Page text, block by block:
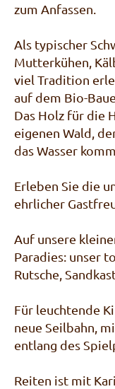
zum Anfassen.
Als typischer
Mutterkühen,
viel Tradition
auf dem Bio-
Das Holz für die
eigenen Wald,
das Wasser
Erleben Sie die
ehrlicher
Auf unsere
Paradies: unser
Rutsche,
Für leuchtende
neue Seilbahn,
entlang des
Reiten ist mit